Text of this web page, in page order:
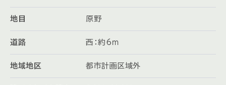
地目 原野
道路 西：約6ｍ
地域地区 都市計画区域外